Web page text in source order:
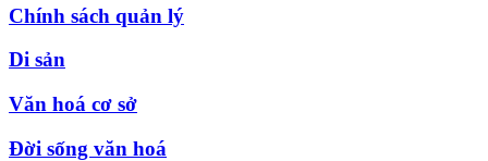
Chính sách quản lý
Di sản
Văn hoá cơ sở
Đời sống văn hoá